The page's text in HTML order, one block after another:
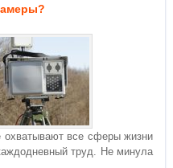
охватывают все сферы жизни
труд. Не минула